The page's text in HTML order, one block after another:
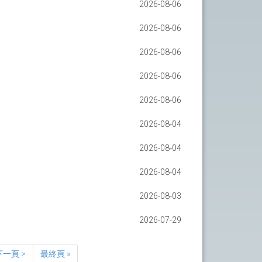
2026-08-06
2026-08-06
2026-08-06
2026-08-06
2026-08-06
2026-08-04
2026-08-04
2026-08-04
2026-08-03
2026-07-29
一頁 > 最終頁 »